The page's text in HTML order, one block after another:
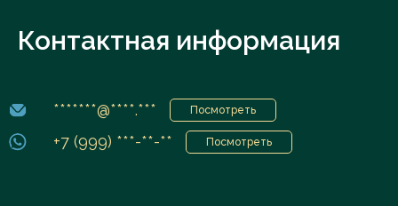
Контактная информация
*******@****.*** Посмотреть
+7 (999) ***-**-** Посмотреть